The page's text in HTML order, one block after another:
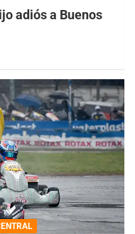
adiós a Buenos